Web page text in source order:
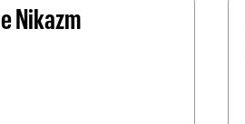
Nikazm